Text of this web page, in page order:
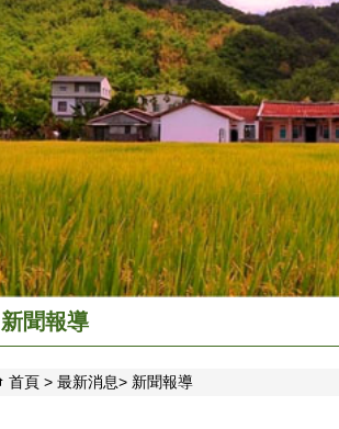
新聞報導
首頁 最新消息 新聞報導